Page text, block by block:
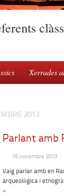
Xerrades
2013
Parlant amb
16 novembre 2013
Vaig parlar amb en
arqueològica i
»